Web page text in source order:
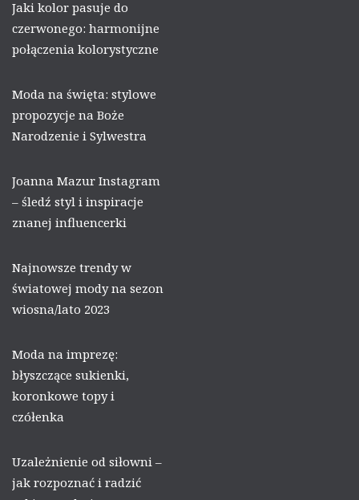
Jaki kolor pasuje do
czerwonego: harmonijne
połączenia kolorystyczne
Moda na święta: stylowe
propozycje na Boże
Narodzenie i Sylwestra
Joanna Mazur Instagram
– śledź styl i inspiracje
znanej influencerki
Najnowsze trendy w
światowej mody na sezon
wiosna/lato 2023
Moda na imprezę:
błyszczące sukienki,
koronkowe topy i
czółenka
Uzależnienie od siłowni –
jak rozpoznać i radzić